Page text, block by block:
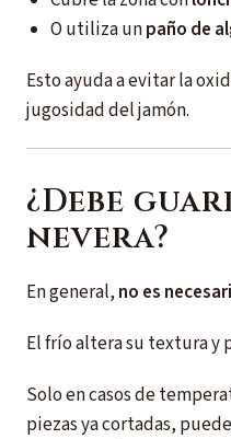
O utiliza unpaño de
Esto ayuda a evitar la
jugosidad del jamón.
¿Debe
nevera?
En general, no es
El frío altera su textura y
Solo en casos de
piezas ya cortadas,